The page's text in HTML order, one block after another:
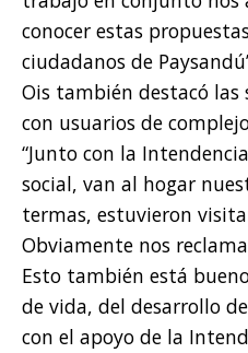
conocer estas
ciudadanos de
Ois también destacó las
con usuarios de
“Junto con la
social, van al hogar
termas, estuvieron
Obviamente nos
Esto también está
de vida, del desarrollo
con el apoyo de la